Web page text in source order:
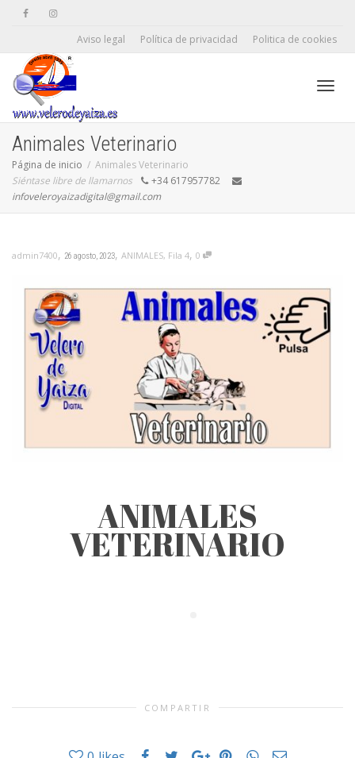
Aviso legal Política de privacidad Politica de cookies
Animales Veterinario
Página de inicio
Animales Veterinario
Siéntase libre de llamarnos
+34 617957782
infoveleroyaizadigital@gmail.com
admin7400, 26 agosto, 2023, ANIMALES, Fila 4, 0
ANIMALES
VETERINARIO
COMPARTIR